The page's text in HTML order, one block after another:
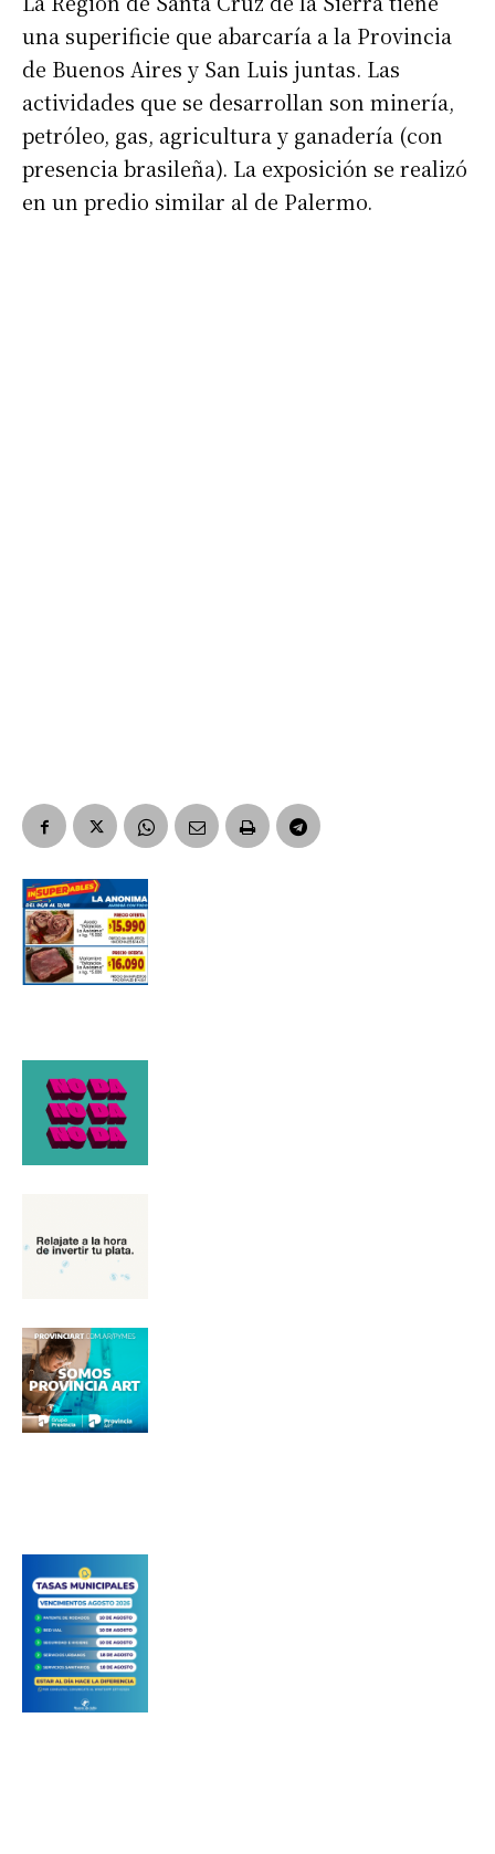
Dirección de correo electrónico *
Apellidos
una superificie que abarcaría a la Provincia
de Buenos Aires y San Luis juntas. Las
actividades que se desarrollan son minería,
petróleo, gas, agricultura y ganadería (con
presencia brasileña). La exposición se realizó
en un predio similar al de Palermo.